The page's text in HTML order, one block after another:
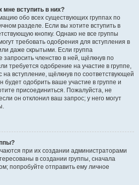
мне вступить в них?
обо всех существующих группах по
разделе. Если вы хотите вступить в
кнопку. Однако не все группы
требовать одобрения для вступления в
даже скрытыми. Если группа
членство в ней, щёлкнув по
требуется одобрение на участие в группе,
на вступление, щёлкнув по соответствующей
будет одобрить ваше участие в группе и
присоединиться. Пожалуйста, не
он отклонил ваш запрос; у него могут
при их создании администраторами
в создании группы, сначала
попробуйте отправить ему личное